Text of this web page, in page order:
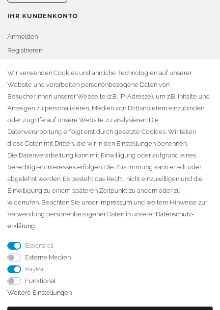
IHR KUNDENKONTO
Anmelden
Registrieren
Warenkorb
Zur Kasse
KONTAKT
Fa. Steffen Jost
Söbrigener Weg 50
D-01796 Pirna
Telefon:+49 (0)3501 507295
info@dach-teufel.de
Wir verwenden Cookies und ähnliche Technologien auf unserer
Website und verarbeiten personenbezogene Daten von
Besucher:innen unserer Webseite (z.B. IP-Adresse), um z.B. Inhalte und
Anzeigen zu personalisieren, Medien von Drittanbietern einzubinden
oder Zugriffe auf unsere Website zu analysieren. Die
Datenverarbeitung erfolgt erst durch gesetzte Cookies. Wir teilen
diese Daten mit Dritten, die wir in den Einstellungen benennen.
Die Datenverarbeitung kann mit Einwilligung oder aufgrund eines
berechtigten Interesses erfolgen. Die Zustimmung kann erteilt oder
abgelehnt werden. Es besteht das Recht, nicht einzuwilligen und die
Einwilligung zu einem späteren Zeitpunkt zu ändern oder zu
widerrufen. Beachten Sie unser Impressum und weitere Hinweise zur
Verwendung personenbezogener Daten in unserer Daten­schutz­
erklärung.
Essenziell
Externe Medien
PayPal
Funktional
Weitere Einstellungen